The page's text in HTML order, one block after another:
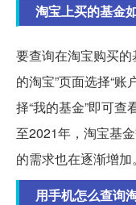
淘宝上买的基金
要查询在淘宝购买
的淘宝”页面选择“账
择“我的基金”即可
至2021年，淘宝基
的需求也在逐渐增加。
用手机怎么查询